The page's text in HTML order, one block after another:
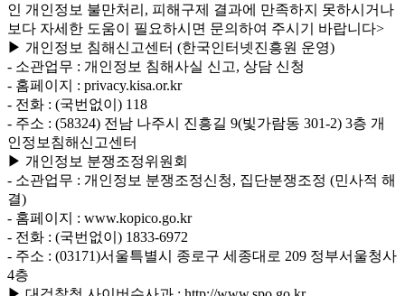
인 개인정보 불만처리, 피해구제 결과에 만족하지 못하시거나
보다 자세한 도움이 필요하시면 문의하여 주시기 바랍니다>
▶ 개인정보 침해신고센터 (한국인터넷진흥원 운영)
- 소관업무 : 개인정보 침해사실 신고, 상담 신청
- 홈페이지 : privacy.kisa.or.kr
- 전화 : (국번없이) 118
- 주소 : (58324) 전남 나주시 진흥길 9(빛가람동 301-2) 3층 개
인정보침해신고센터
▶ 개인정보 분쟁조정위원회
- 소관업무 : 개인정보 분쟁조정신청, 집단분쟁조정 (민사적 해
결)
- 홈페이지 : www.kopico.go.kr
- 전화 : (국번없이) 1833-6972
- 주소 : (03171)서울특별시 종로구 세종대로 209 정부서울청사
4층